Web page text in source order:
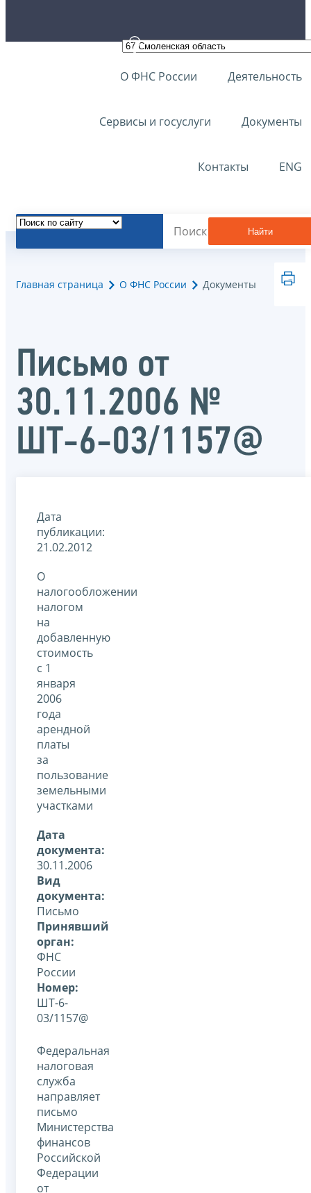
О ФНС России Деятельность
Сервисы и госуслуги Документы
Контакты ENG
Найти
Главная страница О ФНС России Документы
Письмо от
30.11.2006 №
ШТ-6-03/1157@
Дата
публикации:
21.02.2012
О
налогообложении
налогом
на
добавленную
стоимость
с 1
января
2006
года
арендной
платы
за
пользование
земельными
участками
Дата
документа:
30.11.2006
Вид
документа:
Письмо
Принявший
орган:
ФНС
России
Номер:
ШТ-6-
03/1157@
Федеральная
налоговая
служба
направляет
письмо
Министерства
финансов
Российской
Федерации
от